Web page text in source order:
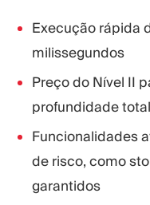
Execução rápida
milissegundos
Preço do Nível II
profundidade
Funcionalidades
de risco, como
garantidos